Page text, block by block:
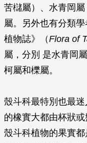
苦櫧屬）、水青岡
屬。另外也有分類
植物誌》（Flora of
屬，分別 是水青岡
柯屬和櫟屬。
殼斗科最特別也最
的橡實大都由杯狀
殼斗科植物的果實